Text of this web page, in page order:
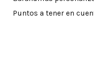
Puntos a tener en